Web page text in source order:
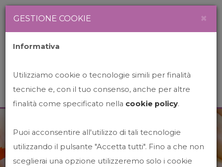
News&Events
GESTIONE COOKIE ×
Informativa
Utilizziamo cookie o tecnologie simili per finalità
tecniche e, con il tuo consenso, anche per altre
finalità come specificato nella cookie policy.
Puoi acconsentire all'utilizzo di tali tecnologie
utilizzando il pulsante "Accetta tutti". Fino a che non
sceglierai una opzione utilizzeremo solo i cookie